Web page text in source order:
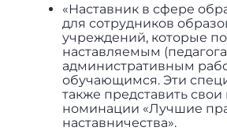
«Наставник в сфере
для сотрудников
учреждений, которые
наставляемым
административным
обучающимся. Эти
также представить свои
номинации «Лучшие
наставничества».